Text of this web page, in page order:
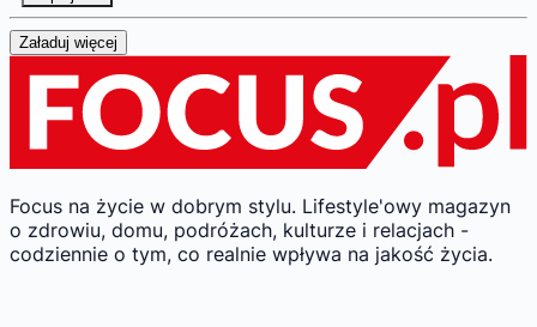
Załaduj więcej
Focus na życie w dobrym stylu. Lifestyle'owy magazyn
o zdrowiu, domu, podróżach, kulturze i relacjach -
codziennie o tym, co realnie wpływa na jakość życia.